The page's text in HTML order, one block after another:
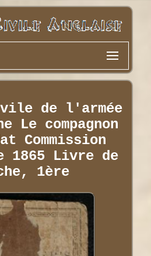
de l'armée
Le compagnon
Commission
1865 Livre de
1ère